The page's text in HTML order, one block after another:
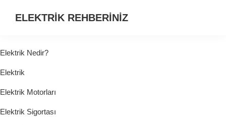
ELEKTRİK REHBERİNİZ
HER
ŞEY...
Elektrik Nedir?
Elektrik
Elektrik Motorları
Elektrik Sigortası